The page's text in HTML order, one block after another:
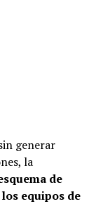
generar
la
de
equipos de